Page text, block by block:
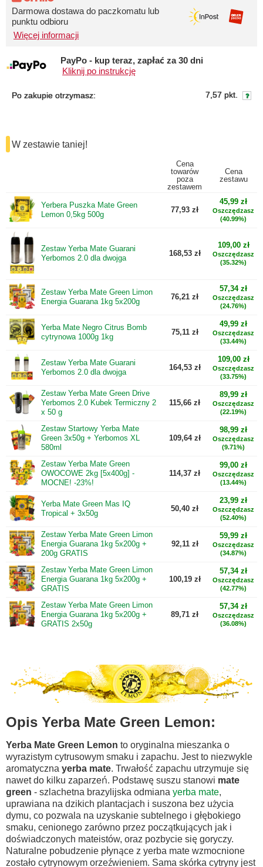
Darmowa dostawa do paczkomatu lub
punktu odbioru
Więcej informacji
PayPo - kup teraz, zapłać za 30 dni
Kliknij po instrukcję
Po zakupie otrzymasz: 7,57 pkt.
W zestawie taniej!
Cena
towarów
poza
zestawem
Cena
zestawu
Yerbera Puszka Mate Green
Lemon 0,5kg 500g
77,93 zł
45,99 zł
Oszczędzasz
(40.99%)
Zestaw Yerba Mate Guarani
Yerbomos 2.0 dla dwojga
168,53 zł
109,00 zł
Oszczędzasz
(35.32%)
Zestaw Yerba Mate Green Limon
Energia Guarana 1kg 5x200g
76,21 zł
57,34 zł
Oszczędzasz
(24.76%)
Yerba Mate Negro Citrus Bomb
cytrynowa 1000g 1kg
75,11 zł
49,99 zł
Oszczędzasz
(33.44%)
Zestaw Yerba Mate Guarani
Yerbomos 2.0 dla dwojga
164,53 zł
109,00 zł
Oszczędzasz
(33.75%)
Zestaw Yerba Mate Green Drive
Yerbomos 2.0 Kubek Termiczny 2
x 50 g
115,66 zł
89,99 zł
Oszczędzasz
(22.19%)
Zestaw Startowy Yerba Mate
Green 3x50g + Yerbomos XL
580ml
109,64 zł
98,99 zł
Oszczędzasz
(9.71%)
Zestaw Yerba Mate Green
OWOCOWE 2kg [5x400g] -
MOCNE! -23%!
114,37 zł
99,00 zł
Oszczędzasz
(13.44%)
Yerba Mate Green Mas IQ
Tropical + 3x50g
50,40 zł
23,99 zł
Oszczędzasz
(52.40%)
Zestaw Yerba Mate Green Limon
Energia Guarana 1kg 5x200g +
200g GRATIS
92,11 zł
59,99 zł
Oszczędzasz
(34.87%)
Zestaw Yerba Mate Green Limon
Energia Guarana 1kg 5x200g +
GRATIS
100,19 zł
57,34 zł
Oszczędzasz
(42.77%)
Zestaw Yerba Mate Green Limon
Energia Guarana 1kg 5x200g +
GRATIS 2x50g
89,71 zł
57,34 zł
Oszczędzasz
(36.08%)
Opis Yerba Mate Green Lemon:
Yerba Mate Green Lemon to oryginalna mieszanka o
wyrazistym cytrusowym smaku i zapachu. Jest to niezwykle
aromatyczna yerba mate. Trwałość zapachu utrzymuje się
nawet do kilku zaparzeń. Podstawę suszu stanowi mate
green - szlachetna brazylijska odmiana yerba mate,
uprawiana na dzikich plantacjach i suszona bez użycia
dymu, co pozwala na uzyskanie subtelnego i głębokiego
smaku, cenionego zarówno przez początkujących jak i
doświadczonych mateistów, oraz pozbycie się goryczy.
Naturalne pobudzenie płynące z yerba mate wzmocnione
zostało cytrynowym orzeźwieniem. Sama skórka cytryny jest